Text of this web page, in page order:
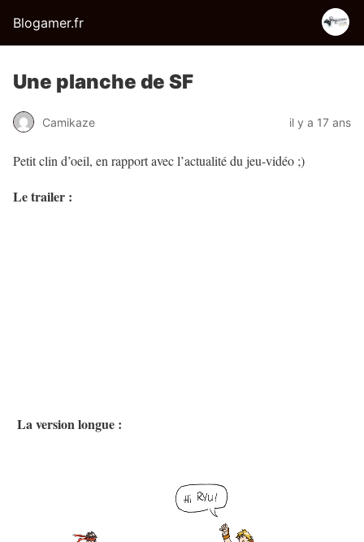
Blogamer.fr
Une planche de SF
Camikaze il y a 17 ans
Petit clin d’oeil, en rapport avec l’actualité du jeu-vidéo ;)
Le trailer :
La version longue :